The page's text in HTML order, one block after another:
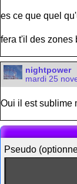
es ce que quel
fera t'il des zones
nightpower
mardi 25
Oui il est sublime
Pseudo